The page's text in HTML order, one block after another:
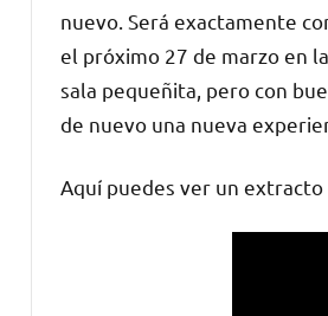
nuevo. Será exactamente
el próximo 27 de marzo en
sala pequeñita, pero con
de nuevo una nueva
Aquí puedes ver un